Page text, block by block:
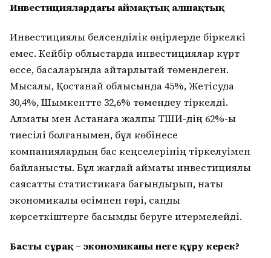
Инвестициялардағы аймақтық алшақтық
Инвестициялық белсенділік өңірлерде біркелкі
емес. Кейбір облыстарда инвестициялар күрт
өссе, басқаларында айтарлықтай төмендеген.
Мысалы, Қостанай облысында 45%, Жетісуда
30,4%, Шымкентте 32,6% төмендеу тіркелді.
Алматы мен Астанаға жалпы ТШИ-дің 62%-ы
тиесілі болғанымен, бұл көбінесе
компаниялардың бас кеңселерінің тіркелуімен
байланысты. Бұл жағдай аймақтық инвестициялық
саясатты статистикаға бағындырып, нақты
экономикалық өсімнен гөрі, сандық
көрсеткіштерге басымдық беруге итермелейді.
Басты сұрақ – экономиканы неге құру керек?